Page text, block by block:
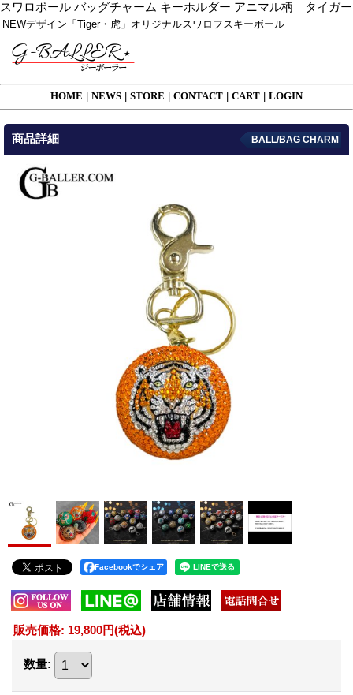
スワロボール バッグチャーム キーホルダー アニマル柄 タイガー
NEWデザイン「Tiger・虎」オリジナルスワロフスキーボール
HOME NEWS STORE CONTACT CART LOGIN
商品詳細 BALL/BAG CHARM
Facebookでシェア
販売価格: 19,800円(税込)
数量: